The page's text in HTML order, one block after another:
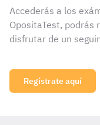
Accederás a los
OpositaTest, podrás
disfrutar de un
Regístrate aquí